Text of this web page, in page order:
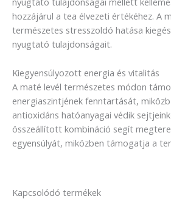
hozzájárul a tea élvezeti értékéhez. A
természetes stresszoldó hatása
nyugtató tulajdonságait.
Kiegyensúlyozott energia és vitalitás
A maté levél természetes módon
energiaszintjének fenntartását,
antioxidáns hatóanyagai védik
összeállított kombináció segít
egyensúlyát, miközben támogatja a
Kapcsolódó termékek